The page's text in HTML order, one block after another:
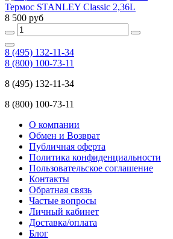
Термос STANLEY Classic 2,36L
8 500 руб
8 (495) 132-11-34
8 (800) 100-73-11
8 (495) 132-11-34
8 (800) 100-73-11
О компании
Обмен и Возврат
Публичная оферта
Политика конфиденциальности
Пользовательское соглашение
Контакты
Обратная связь
Частые вопросы
Личный кабинет
Доставка/оплата
Блог